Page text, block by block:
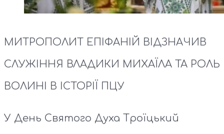
МИТРОПОЛИТ ЕПІФАНІЙ ВІДЗНАЧИВ
СЛУЖІННЯ ВЛАДИКИ МИХАЇЛА ТА РОЛЬ
ВОЛИНІ В ІСТОРІЇ ПЦУ
У День Святого Духа Троїцький